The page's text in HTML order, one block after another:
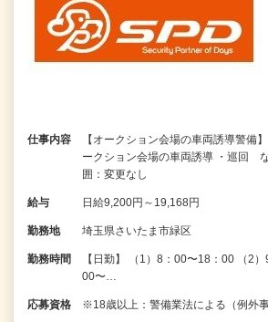
仕事内容
【オークション会場の車両誘導警備
ークション会場の車両誘導 ・巡回
囲：変更なし
給与 日給9,200円～19,168円
勤務地 埼玉県さいたま市緑区
勤務時間
【日勤】 （1）8：00〜18：00 （2
00〜…
応募資格 ※18歳以上：警備業法による（例外事